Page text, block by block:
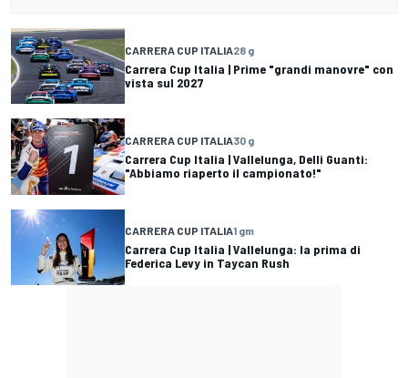
CARRERA CUP ITALIA28 g
Carrera Cup Italia | Prime "grandi manovre" con
vista sul 2027
CARRERA CUP ITALIA30 g
Carrera Cup Italia | Vallelunga, Delli Guanti:
"Abbiamo riaperto il campionato!"
CARRERA CUP ITALIA1 gm
Carrera Cup Italia | Vallelunga: la prima di
Federica Levy in Taycan Rush